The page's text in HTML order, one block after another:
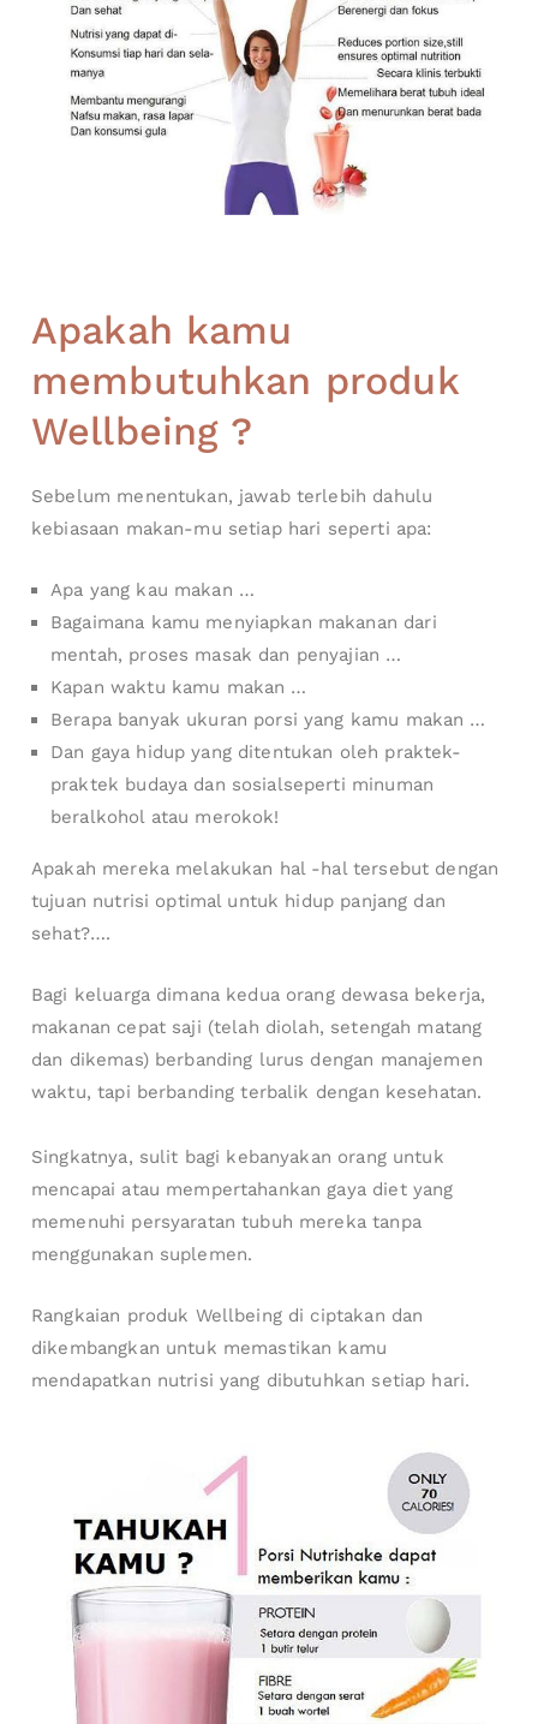
Apakah kamu
membutuhkan produk
Wellbeing ?
Sebelum menentukan, jawab terlebih dahulu
kebiasaan makan-mu setiap hari seperti apa:
Apa yang kau makan …
Bagaimana kamu menyiapkan makanan dari
mentah, proses masak dan penyajian …
Kapan waktu kamu makan …
Berapa banyak ukuran porsi yang kamu makan …
Dan gaya hidup yang ditentukan oleh praktek-
praktek budaya dan sosialseperti minuman
beralkohol atau merokok!
Apakah mereka melakukan hal -hal tersebut dengan
tujuan nutrisi optimal untuk hidup panjang dan
sehat?….
Bagi keluarga dimana kedua orang dewasa bekerja,
makanan cepat saji (telah diolah, setengah matang
dan dikemas) berbanding lurus dengan manajemen
waktu, tapi berbanding terbalik dengan kesehatan.
Singkatnya, sulit bagi kebanyakan orang untuk
mencapai atau mempertahankan gaya diet yang
memenuhi persyaratan tubuh mereka tanpa
menggunakan suplemen.
Rangkaian produk Wellbeing di ciptakan dan
dikembangkan untuk memastikan kamu
mendapatkan nutrisi yang dibutuhkan setiap hari.